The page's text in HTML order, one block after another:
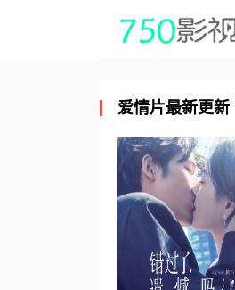
爱情片最新更新